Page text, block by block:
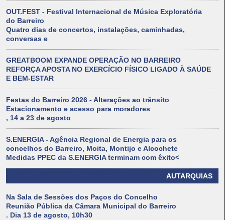
OUT.FEST - Festival Internacional de Música Exploratória
do Barreiro
Quatro dias de concertos, instalações, caminhadas,
conversas e
GREATBOOM EXPANDE OPERAÇÃO NO BARREIRO
REFORÇA APOSTA NO EXERCÍCIO FÍSICO LIGADO À SAÚDE
E BEM-ESTAR
Festas do Barreiro 2026 - Alterações ao trânsito
Estacionamento e acesso para moradores
, 14 a 23 de agosto
S.ENERGIA - Agência Regional de Energia para os
concelhos do Barreiro, Moita, Montijo e Alcochete
Medidas PPEC da S.ENERGIA terminam com êxito<
AUTARQUIAS
Na Sala de Sessões dos Paços do Concelho
Reunião Pública da Câmara Municipal do Barreiro
. Dia 13 de agosto, 10h30